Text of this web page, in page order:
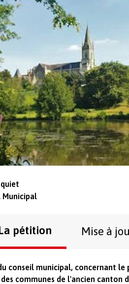
Municipal
pétition Mise à
conseil municipal, concernant
communes de l'ancien canton